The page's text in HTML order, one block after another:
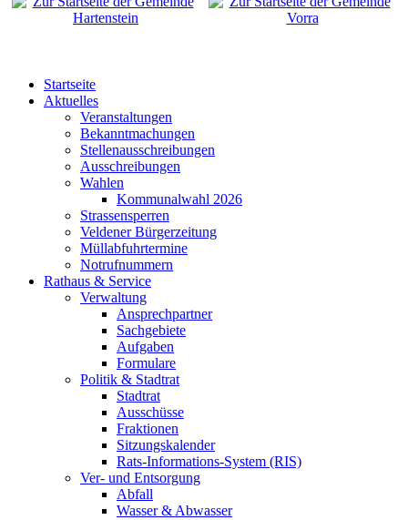
Startseite
Aktuelles
Veranstaltungen
Bekanntmachungen
Stellenausschreibungen
Ausschreibungen
Wahlen
Kommunalwahl 2026
Strassensperren
Veldener Bürgerzeitung
Müllabfuhrtermine
Notrufnummern
Rathaus & Service
Verwaltung
Ansprechpartner
Sachgebiete
Aufgaben
Formulare
Politik & Stadtrat
Stadtrat
Ausschüsse
Fraktionen
Sitzungskalender
Rats-Informations-System (RIS)
Ver- und Entsorgung
Abfall
Wasser & Abwasser